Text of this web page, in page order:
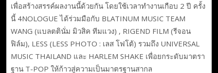
เพื่อสร้างสรรค์ผลงานนี้ด้วยกัน โดยใช้เวลาทำงานเกือบ 2 ปี ครั้ง
นี้ 4NOLOGUE ได้ร่วมมือกับ BLATINUM MUSIC TEAM
WANG (แบลตตินั่ม มิวสิค ทีมแวง) , RIGEND FILM (รีจอน
ฟิล์ม), LESS (LESS PHOTO : เลส โฟโต้) รวมถึง UNIVERSAL
MUSIC THAILAND และ HARLEM SHAKE เพื่อยกระดับมาตรา
ฐาน T-POP ให้ก้าวสู่ความเป็นมาตรฐานสากล